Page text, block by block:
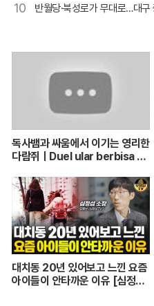
10 반월당·북성로가 무대로…대
독사뱀과 싸움에서 이기는 영리한
다람쥐ㅣDuel ular berbisa da
운 동물싸움
대치동 20년 있어보고 느낀 요즘
아이들이 안타까운 이유 [심정섭